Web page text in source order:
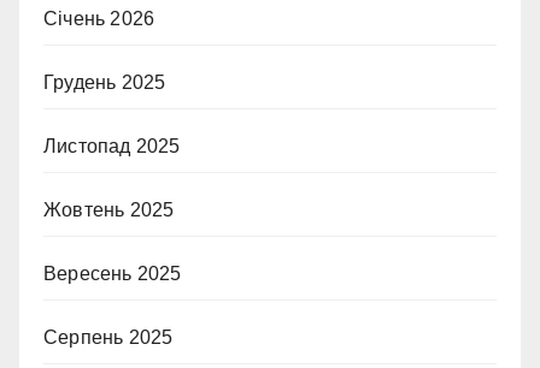
Січень 2026
Грудень 2025
Листопад 2025
Жовтень 2025
Вересень 2025
Серпень 2025